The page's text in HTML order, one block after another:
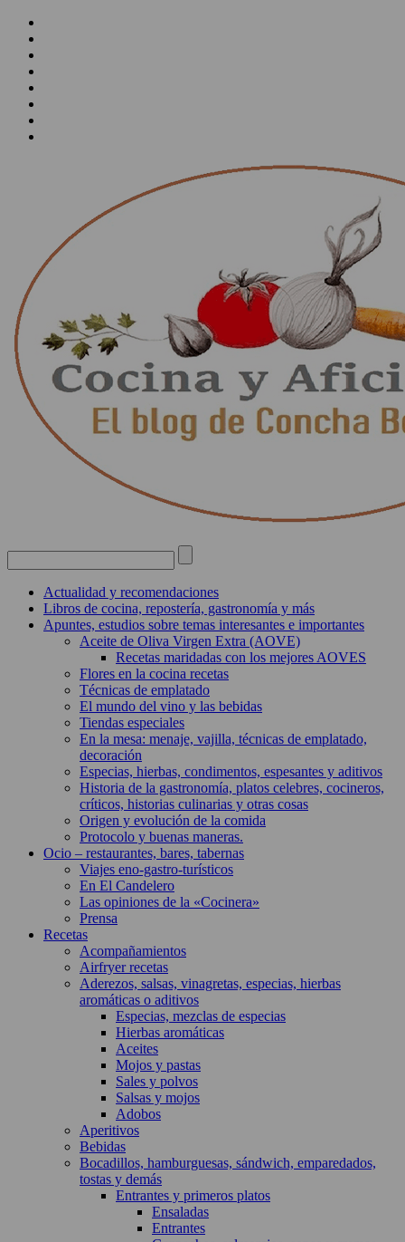
Actualidad y recomendaciones
Libros de cocina, repostería, gastronomía y más
Apuntes, estudios sobre temas interesantes e importantes
Aceite de Oliva Virgen Extra (AOVE)
Recetas maridadas con los mejores AOVES
Flores en la cocina recetas
Técnicas de emplatado
El mundo del vino y las bebidas
Tiendas especiales
En la mesa: menaje, vajilla, técnicas de emplatado,
decoración
Especias, hierbas, condimentos, espesantes y aditivos
Historia de la gastronomía, platos celebres, cocineros,
críticos, historias culinarias y otras cosas
Origen y evolución de la comida
Protocolo y buenas maneras.
Ocio – restaurantes, bares, tabernas
Viajes eno-gastro-turísticos
En El Candelero
Las opiniones de la «Cocinera»
Prensa
Recetas
Acompañamientos
Airfryer recetas
Aderezos, salsas, vinagretas, especias, hierbas
aromáticas o aditivos
Especias, mezclas de especias
Hierbas aromáticas
Aceites
Mojos y pastas
Sales y polvos
Salsas y mojos
Adobos
Aperitivos
Bebidas
Bocadillos, hamburguesas, sándwich, emparedados,
tostas y demás
Entrantes y primeros platos
Ensaladas
Entrantes